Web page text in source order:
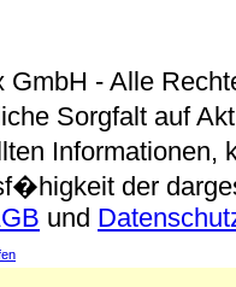
- Alle
Sorgfalt auf
der
und